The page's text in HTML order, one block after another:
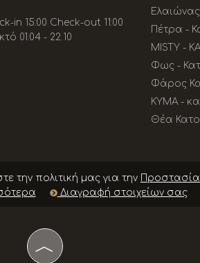
in 15:00 Check-out 11:00
01.04 - 22.10
Ελαιώνας
Πέτρα -
MISTY -
Φως -
Φάρος
KYMA -
Θέα
την πολιτική μας για την
Διαγραφή στοιχείων σας
︿